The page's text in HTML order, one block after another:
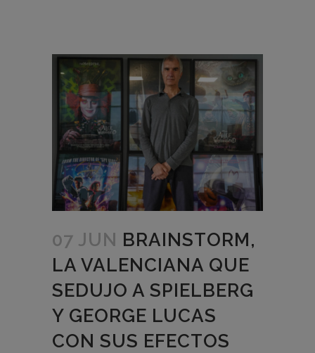
07 JUN BRAINSTORM,
LA VALENCIANA QUE
SEDUJO A SPIELBERG
Y GEORGE LUCAS
CON SUS EFECTOS